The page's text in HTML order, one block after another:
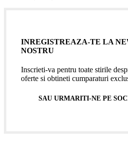
INREGISTREAZA-TE LA
NOSTRU
Inscrieti-va pentru toate stirile
oferte si obtineti cumparaturi
SAU URMARITI-NE PE